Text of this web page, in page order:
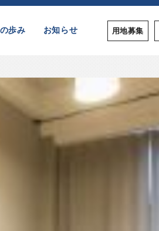
歩み お知らせ 用地募集